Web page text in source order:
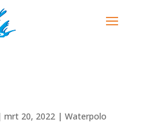
mrt 20, 2022| Waterpolo